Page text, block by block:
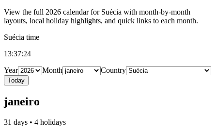
View the full 2026 calendar for Suécia with month-by-month
layouts, local holiday highlights, and quick links to each month.
Suécia time
13:37:25
Year
Month Country
Today
janeiro
31 days • 4 holidays